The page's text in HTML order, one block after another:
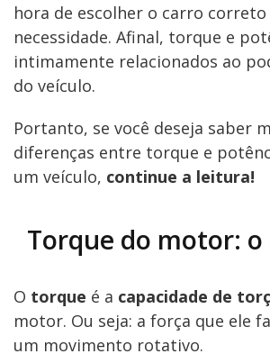
hora de escolher o carro correto
necessidade. Afinal, torque e
intimamente relacionados ao
do veículo.
Portanto, se você deseja saber
diferenças entre torque e
um veículo, continue a leitura!
Torque do motor: o
O torque é a capacidade de
motor. Ou seja: a força que ele
um movimento rotativo.